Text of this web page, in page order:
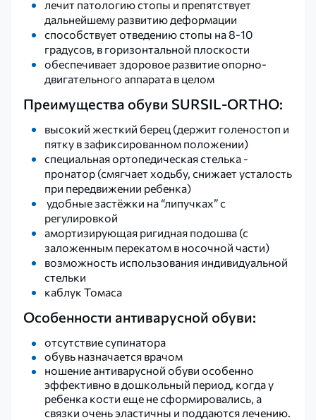
лечит патологию стопы и препятствует
дальнейшему развитию деформации
способствует отведению стопы на 8-10
градусов, в горизонтальной плоскости
обеспечивает здоровое развитие опорно-
двигательного аппарата в целом
Преимущества обуви SURSIL-ORTHO:
высокий жесткий берец (держит голеностоп и
пятку в зафиксированном положении)
специальная ортопедическая стелька -
пронатор (смягчает ходьбу, снижает усталость
при передвижении ребенка)
удобные застёжки на “липучках” с
регулировкой
амортизирующая ригидная подошва (с
заложенным перекатом в носочной части)
возможность использования индивидуальной
стельки
каблук Томаса
Особенности антиварусной обуви:
отсутствие супинатора
обувь назначается врачом
ношение антиварусной обуви особенно
эффективно в дошкольный период, когда у
ребенка кости еще не сформировались, а
связки очень эластичны и поддаются лечению.